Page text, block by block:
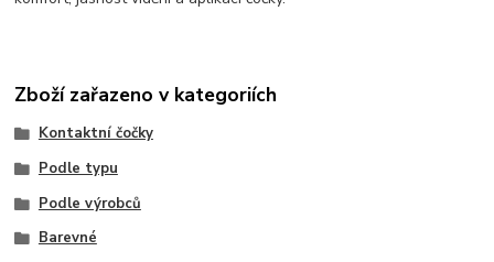
Zboží zařazeno v kategoriích
Kontaktní čočky
Podle typu
Podle výrobců
Barevné